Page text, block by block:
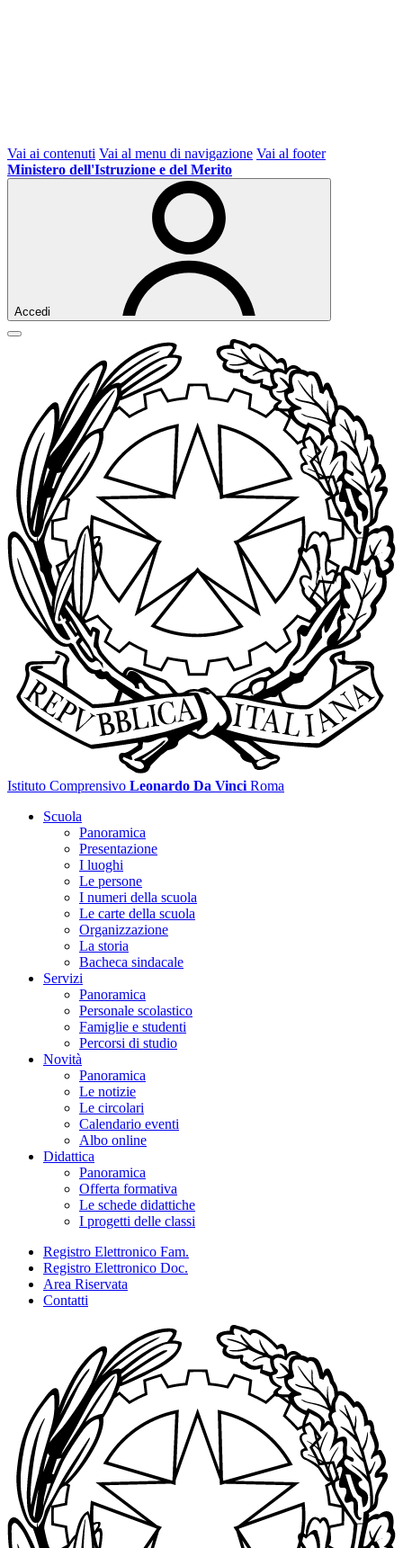
Vai ai contenuti Vai al menu di navigazione Vai al footer
Ministero dell'Istruzione e del Merito
Accedi
Istituto Comprensivo Leonardo Da Vinci Roma
Scuola
Panoramica
Presentazione
I luoghi
Le persone
I numeri della scuola
Le carte della scuola
Organizzazione
La storia
Bacheca sindacale
Servizi
Panoramica
Personale scolastico
Famiglie e studenti
Percorsi di studio
Novità
Panoramica
Le notizie
Le circolari
Calendario eventi
Albo online
Didattica
Panoramica
Offerta formativa
Le schede didattiche
I progetti delle classi
Registro Elettronico Fam.
Registro Elettronico Doc.
Area Riservata
Contatti